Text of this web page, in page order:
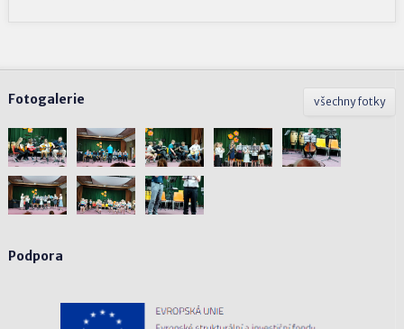
všechny fotky
Fotogalerie
Podpora